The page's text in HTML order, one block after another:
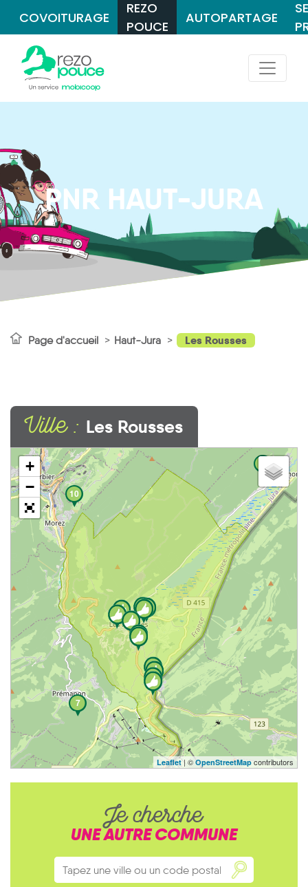
COVOITURAGE
REZO
POUCE
AUTOPARTAGE
PNR HAUT-JURA
Page d'accueil Haut-Jura Les Rousses
Ville : Les Rousses
10
7
+
−
Leaflet| © OpenStreetMapcontributors
Je cherche
UNE AUTRE COMMUNE